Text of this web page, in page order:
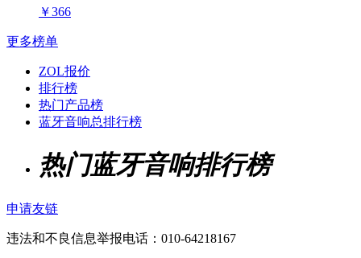
￥366
更多榜单
ZOL报价
排行榜
热门产品榜
蓝牙音响总排行榜
热门蓝牙音响排行榜
申请友链
违法和不良信息举报电话：010-64218167